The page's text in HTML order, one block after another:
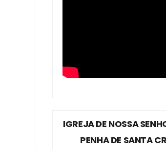
IGREJA DE NOSSA
PENHA DE SANTA